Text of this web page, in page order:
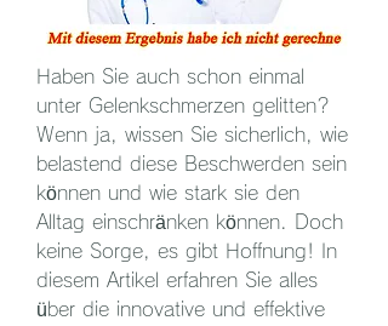
Haben Sie auch schon einmal
unter Gelenkschmerzen gelitten?
Wenn ja, wissen Sie sicherlich, wie
belastend diese Beschwerden sein
können und wie stark sie den
Alltag einschränken können. Doch
keine Sorge, es gibt Hoffnung! In
diesem Artikel erfahren Sie alles
über die innovative und effektive